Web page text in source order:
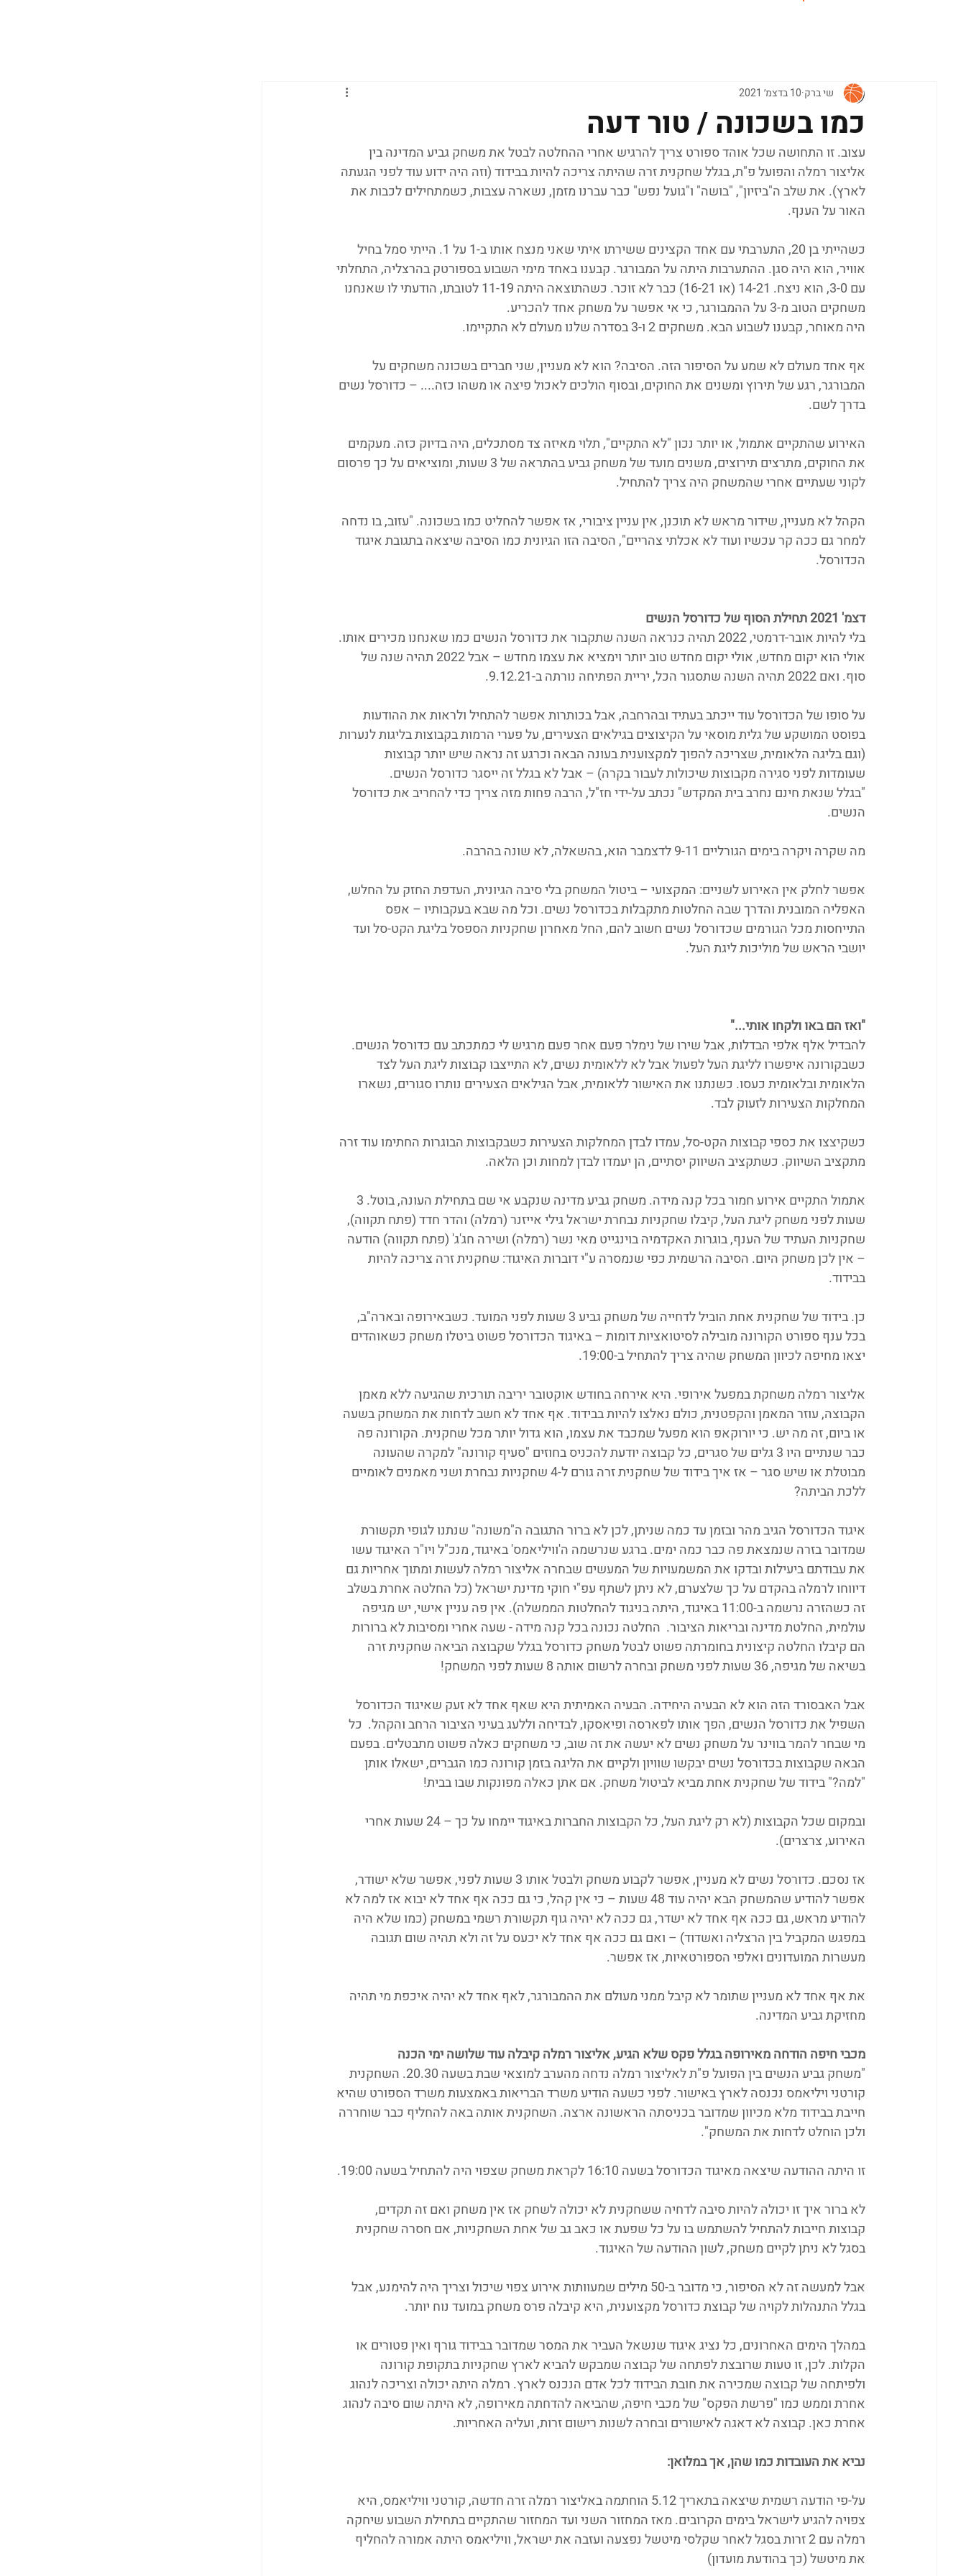
כמו בשכונה / טור דעה
שי ברק 10 בדצמ׳ 2021
עצוב. זו התחושה שכל אוהד ספורט צריך להרגיש אחרי ההחלטה לבטל את משחק גביע המדינה בין
אליצור רמלה והפועל פ"ת, בגלל שחקנית זרה שהיתה צריכה להיות בבידוד (וזה היה ידוע עוד לפני הגעתה
לארץ). את שלב ה"ביזיון", "בושה" ו"גועל נפש" כבר עברנו מזמן, נשארה עצבות, כשמתחילים לכבות את
האור על הענף.
כשהייתי בן 20, התערבתי עם אחד הקצינים ששירתו איתי שאני מנצח אותו ב-1 על 1. הייתי סמל בחיל
אוויר, הוא היה סגן. ההתערבות היתה על המבורגר. קבענו באחד מימי השבוע בספורטק בהרצליה, התחלתי
עם 3-0, הוא ניצח. 14-21 (או 16-21) כבר לא זוכר. כשהתוצאה היתה 11-19 לטובתו, הודעתי לו שאנחנו
משחקים הטוב מ-3 על ההמבורגר, כי אי אפשר על משחק אחד להכריע.
היה מאוחר, קבענו לשבוע הבא. משחקים 2 ו-3 בסדרה שלנו מעולם לא התקיימו.
אף אחד מעולם לא שמע על הסיפור הזה. הסיבה? הוא לא מעניין, שני חברים בשכונה משחקים על
המבורגר, רגע של תירוץ ומשנים את החוקים, ובסוף הולכים לאכול פיצה או משהו כזה.... – כדורסל נשים
בדרך לשם.
האירוע שהתקיים אתמול, או יותר נכון "לא התקיים", תלוי מאיזה צד מסתכלים, היה בדיוק כזה. מעקמים
את החוקים, מתרצים תירוצים, משנים מועד של משחק גביע בהתראה של 3 שעות, ומוציאים על כך פרסום
לקוני שעתיים אחרי שהמשחק היה צריך להתחיל.
הקהל לא מעניין, שידור מראש לא תוכנן, אין עניין ציבורי, אז אפשר להחליט כמו בשכונה. "עזוב, בו נדחה
למחר גם ככה קר עכשיו ועוד לא אכלתי צהריים", הסיבה הזו הגיונית כמו הסיבה שיצאה בתגובת איגוד
הכדורסל.
דצמ' 2021 תחילת הסוף של כדורסל הנשים
בלי להיות אובר-דרמטי, 2022 תהיה כנראה השנה שתקבור את כדורסל הנשים כמו שאנחנו מכירים אותו.
אולי הוא יקום מחדש, אולי יקום מחדש טוב יותר וימציא את עצמו מחדש – אבל 2022 תהיה שנה של
סוף. ואם 2022 תהיה השנה שתסגור הכל, יריית הפתיחה נורתה ב-9.12.21.
על סופו של הכדורסל עוד ייכתב בעתיד ובהרחבה, אבל בכותרות אפשר להתחיל ולראות את ההודעות
בפוסט המושקע של גלית מוסאי על הקיצוצים בגילאים הצעירים, על פערי הרמות בקבוצות בליגות לנערות
(וגם בליגה הלאומית, שצריכה להפוך למקצוענית בעונה הבאה וכרגע זה נראה שיש יותר קבוצות
שעומדות לפני סגירה מקבוצות שיכולות לעבור בקרה) – אבל לא בגלל זה ייסגר כדורסל הנשים.
"בגלל שנאת חינם נחרב בית המקדש" נכתב על-ידי חז"ל, הרבה פחות מזה צריך כדי להחריב את כדורסל
הנשים.
מה שקרה ויקרה בימים הגורליים 9-11 לדצמבר הוא, בהשאלה, לא שונה בהרבה.
אפשר לחלק אין האירוע לשניים: המקצועי – ביטול המשחק בלי סיבה הגיונית, העדפת החזק על החלש,
האפליה המובנית והדרך שבה החלטות מתקבלות בכדורסל נשים. וכל מה שבא בעקבותיו – אפס
התייחסות מכל הגורמים שכדורסל נשים חשוב להם, החל מאחרון שחקניות הספסל בליגת הקט-סל ועד
יושבי הראש של מוליכות ליגת העל.
"ואז הם באו ולקחו אותי..."
להבדיל אלף אלפי הבדלות, אבל שירו של נימלר פעם אחר פעם מרגיש לי כמתכתב עם כדורסל הנשים.
כשבקורונה איפשרו לליגת העל לפעול אבל לא ללאומית נשים, לא התייצבו קבוצות ליגת העל לצד
הלאומית ובלאומית כעסו. כשנתנו את האישור ללאומית, אבל הגילאים הצעירים נותרו סגורים, נשארו
המחלקות הצעירות לזעוק לבד.
כשקיצצו את כספי קבוצות הקט-סל, עמדו לבדן המחלקות הצעירות כשבקבוצות הבוגרות החתימו עוד זרה
מתקציב השיווק. כשתקציב השיווק יסתיים, הן יעמדו לבדן למחות וכן הלאה.
שעות לפני משחק ליגת העל, קיבלו שחקניות נבחרת ישראל גילי אייזנר (רמלה) והדר חדד (פתח תקווה),
שחקניות העתיד של הענף, בוגרות האקדמיה בוינגייט מאי נשר (רמלה) ושירה חג'ג' (פתח תקווה) הודעה
– אין לכן משחק היום. הסיבה הרשמית כפי שנמסרה ע"י דוברות האיגוד: שחקנית זרה צריכה להיות
בבידוד.
כן. בידוד של שחקנית אחת הוביל לדחייה של משחק גביע 3 שעות לפני המועד. כשבאירופה ובארה"ב,
בכל ענף ספורט הקורונה מובילה לסיטואציות דומות – באיגוד הכדורסל פשוט ביטלו משחק כשאוהדים
יצאו מחיפה לכיוון המשחק שהיה צריך להתחיל ב-19:00.
אליצור רמלה משחקת במפעל אירופי. היא אירחה בחודש אוקטובר יריבה תורכית שהגיעה ללא מאמן
הקבוצה, עוזר המאמן והקפטנית, כולם נאלצו להיות בבידוד. אף אחד לא חשב לדחות את המשחק בשעה
או ביום, זה מה יש. כי יורוקאפ הוא מפעל שמכבד את עצמו, הוא גדול יותר מכל שחקנית. הקורונה פה
כבר שנתיים היו 3 גלים של סגרים, כל קבוצה יודעת להכניס בחוזים "סעיף קורונה" למקרה שהעונה
מבוטלת או שיש סגר – אז איך בידוד של שחקנית זרה גורם ל-4 שחקניות נבחרת ושני מאמנים לאומיים
ללכת הביתה?
איגוד הכדורסל הגיב מהר ובזמן עד כמה שניתן, לכן לא ברור התגובה ה"משונה" שנתנו לגופי תקשורת
שמדובר בזרה שנמצאת פה כבר כמה ימים. ברגע שנרשמה ה'וויליאמס' באיגוד, מנכ"ל ויו"ר האיגוד עשו
את עבודתם ביעילות ובדקו את המשמעויות של המעשים שבחרה אליצור רמלה לעשות ומתוך אחריות גם
דיווחו לרמלה בהקדם על כך שלצערם, לא ניתן לשתף עפ"י חוקי מדינת ישראל (כל החלטה אחרת בשלב
זה כשהזרה נרשמה ב-11:00 באיגוד, היתה בניגוד להחלטות הממשלה). אין פה עניין אישי, יש מגיפה
עולמית, החלטת מדינה ובריאות הציבור.  החלטה נכונה בכל קנה מידה - שעה אחרי ומסיבות לא ברורות
הם קיבלו החלטה קיצונית בחומרתה פשוט לבטל משחק כדורסל בגלל שקבוצה הביאה שחקנית זרה
בשיאה של מגיפה, 36 שעות לפני משחק ובחרה לרשום אותה 8 שעות לפני המשחק!
אבל האבסורד הזה הוא לא הבעיה היחידה. הבעיה האמיתית היא שאף אחד לא זעק שאיגוד הכדורסל
השפיל את כדורסל הנשים, הפך אותו לפארסה ופיאסקו, לבדיחה וללעג בעיני הציבור הרחב והקהל.  כל
מי שבחר להמר בווינר על משחק נשים לא יעשה את זה שוב, כי משחקים כאלה פשוט מתבטלים. בפעם
הבאה שקבוצות בכדורסל נשים יבקשו שוויון ולקיים את הליגה בזמן קורונה כמו הגברים, ישאלו אותן
"למה?" בידוד של שחקנית אחת מביא לביטול משחק. אם אתן כאלה מפונקות שבו בבית!
ובמקום שכל הקבוצות (לא רק ליגת העל, כל הקבוצות החברות באיגוד יימחו על כך – 24 שעות אחרי
האירוע, צרצרים).
אז נסכם. כדורסל נשים לא מעניין, אפשר לקבוע משחק ולבטל אותו 3 שעות לפני, אפשר שלא ישודר,
אפשר להודיע שהמשחק הבא יהיה עוד 48 שעות – כי אין קהל, כי גם ככה אף אחד לא יבוא אז למה לא
להודיע מראש, גם ככה אף אחד לא ישדר, גם ככה לא יהיה גוף תקשורת רשמי במשחק (כמו שלא היה
במפגש המקביל בין הרצליה ואשדוד) – ואם גם ככה אף אחד לא יכעס על זה ולא תהיה שום תגובה
מעשרות המועדונים ואלפי הספורטאיות, אז אפשר.
את אף אחד לא מעניין שתומר לא קיבל ממני מעולם את ההמבורגר, לאף אחד לא יהיה איכפת מי תהיה
מחזיקת גביע המדינה.
מכבי חיפה הודחה מאירופה בגלל פקס שלא הגיע, אליצור רמלה קיבלה עוד שלושה ימי הכנה
"משחק גביע הנשים בין הפועל פ"ת לאליצור רמלה נדחה מהערב למוצאי שבת בשעה 20.30. השחקנית
קורטני ויליאמס נכנסה לארץ באישור. לפני כשעה הודיע משרד הבריאות באמצעות משרד הספורט שהיא
חייבת בבידוד מלא מכיוון שמדובר בכניסתה הראשונה ארצה. השחקנית אותה באה להחליף כבר שוחררה
ולכן הוחלט לדחות את המשחק".
זו היתה ההודעה שיצאה מאיגוד הכדורסל בשעה 16:10 לקראת משחק שצפוי היה להתחיל בשעה 19:00.
לא ברור איך זו יכולה להיות סיבה לדחיה ששחקנית לא יכולה לשחק אז אין משחק ואם זה תקדים,
קבוצות חייבות להתחיל להשתמש בו על כל שפעת או כאב גב של אחת השחקניות, אם חסרה שחקנית
בסגל לא ניתן לקיים משחק, לשון ההודעה של האיגוד.
אבל למעשה זה לא הסיפור, כי מדובר ב-50 מילים שמעוותות אירוע צפוי שיכול וצריך היה להימנע, אבל
בגלל התנהלות לקויה של קבוצת כדורסל מקצוענית, היא קיבלה פרס משחק במועד נוח יותר.
במהלך הימים האחרונים, כל נציג איגוד שנשאל העביר את המסר שמדובר בבידוד גורף ואין פטורים או
הקלות. לכן, זו טעות שרובצת לפתחה של קבוצה שמבקש להביא לארץ שחקניות בתקופת קורונה
ולפיתחה של קבוצה שמכירה את חובת הבידוד לכל אדם הנכנס לארץ. רמלה היתה יכולה וצריכה לנהוג
אחרת וממש כמו "פרשת הפקס" של מכבי חיפה, שהביאה להדחתה מאירופה, לא היתה שום סיבה לנהוג
אחרת כאן. קבוצה לא דאגה לאישורים ובחרה לשנות רישום זרות, ועליה האחריות.
נביא את העובדות כמו שהן, אך במלואן:
על-פי הודעה רשמית שיצאה בתאריך 5.12 הוחתמה באליצור רמלה זרה חדשה, קורטני וויליאמס, היא
צפויה להגיע לישראל בימים הקרובים. מאז המחזור השני ועד המחזור שהתקיים בתחילת השבוע שיחקה
רמלה עם 2 זרות בסגל לאחר שקלסי מיטשל נפצעה ועזבה את ישראל, וויליאמס היתה אמורה להחליף
את מיטשל (כך בהודעת מועדון)